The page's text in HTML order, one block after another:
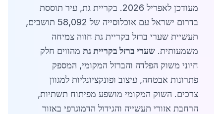
מעודכן לאפריל 2026. בקריית גת, עיר תוססת
בדרום ישראל עם אוכלוסייה של 58,092 תושבים,
תעשיית שערי ברזל בקריית גת חווה צמיחה
משמעותית. שערי ברזל בקריית גת מהווים חלק
חיוני משוק הפלדה והברזל המקומי, המספק
פתרונות אבטחה, עיצוב ופונקציונליות למגוון
צרכים. השוק המקומי מושפע מפיתוח תשתיות,
הרחבת אזורי תעשייה והגידול הדמוגרפי באזור